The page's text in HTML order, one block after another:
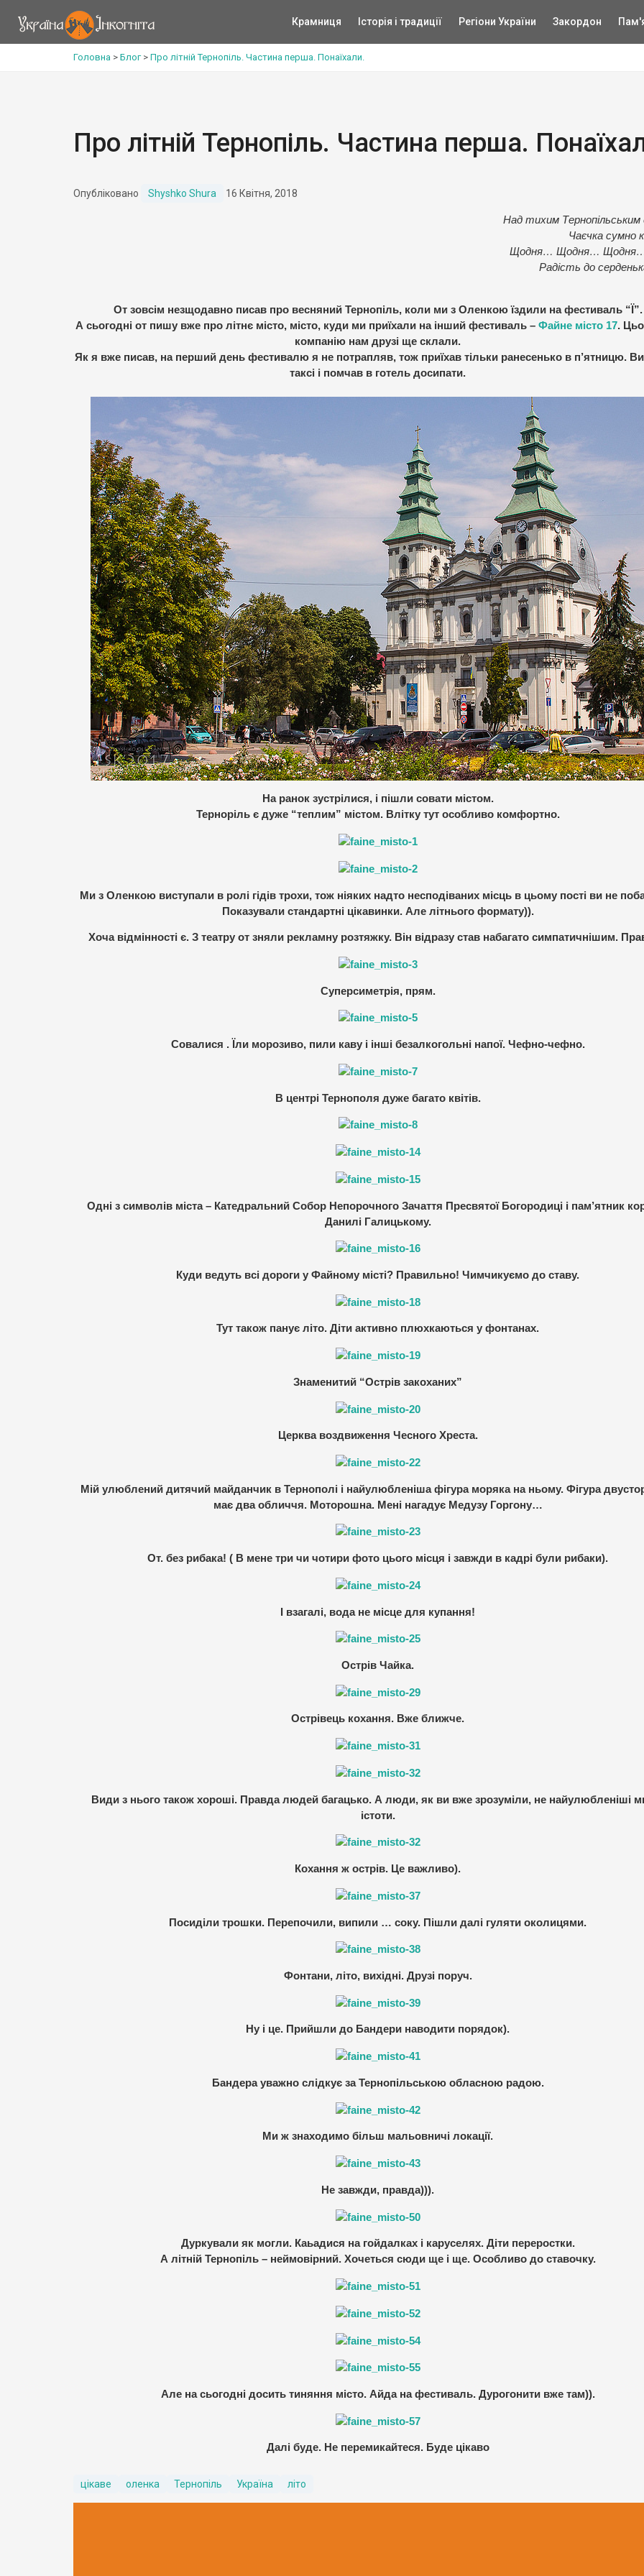
Крамниця Історія і традиції Регіони України Закордон
Головна > Блог> Про літній Тернопіль. Частина перша. Понаїхали.
Про літній Тернопіль. Частина перша.
Опубліковано Shyshko Shura 16 Квітня, 2018
Над тихим
Чаєчка сумно
Щодня… Щодня…
Радість до
От зовсім незщодавно писав про весняний Тернопіль, коли ми з Оленкою їздили на фестиваль “Ї”.
А сьогодні от пишу вже про літнє місто, місто, куди ми приїхали на інший фестиваль – Файне місто 17.
компанію нам друзі ще склали.
Як я вже писав, на перший день фестивалю я не потрапляв, тож приїхав тільки ранесенько в п’ятницю.
таксі і помчав в готель досипати.
На ранок зустрілися, і пішли совати містом.
Терноріль є дуже “теплим” містом. Влітку тут особливо комфортно.
Ми з Оленкою виступали в ролі гідів трохи, тож ніяких надто несподіваних місць в цьому пості ви не
Показували стандартні цікавинки. Але літнього формату)).
Хоча відмінності є. З театру от зняли рекламну розтяжку. Він відразу став набагато симпатичнішим.
Суперсиметрія, прям.
Совалися . Їли морозиво, пили каву і інші безалкогольні напої. Чефно-чефно.
В центрі Тернополя дуже багато квітів.
Одні з символів міста – Катедральний Собор Непорочного Зачаття Пресвятої Богородиці і пам’ятник
Данилі Галицькому.
Куди ведуть всі дороги у Файному місті? Правильно! Чимчикуємо до ставу.
Тут також панує літо. Діти активно плюхкаються у фонтанах.
Знаменитий “Острів закоханих”
Церква воздвиження Чесного Хреста.
Мій улюблений дитячий майданчик в Тернополі і найулюбленіша фігура моряка на ньому. Фігура
має два обличчя. Моторошна. Мені нагадує Медузу Горгону…
От. без рибака! ( В мене три чи чотири фото цього місця і завжди в кадрі були рибаки).
І взагалі, вода не місце для купання!
Острів Чайка.
Острівець кохання. Вже ближче.
Види з нього також хороші. Правда людей багацько. А люди, як ви вже зрозуміли, не найулюбленіші
істоти.
Кохання ж острів. Це важливо).
Посиділи трошки. Перепочили, випили … соку. Пішли далі гуляти околицями.
Фонтани, літо, вихідні. Друзі поруч.
Ну і це. Прийшли до Бандери наводити порядок).
Бандера уважно слідкує за Тернопільською обласною радою.
Ми ж знаходимо більш мальовничі локації.
Не завжди, правда))).
Дуркували як могли. Каьадися на гойдалках і каруселях. Діти переростки.
А літній Тернопіль – неймовірний. Хочеться сюди ще і ще. Особливо до ставочку.
Але на сьогодні досить тиняння місто. Айда на фестиваль. Дурогонити вже там)).
Далі буде. Не перемикайтеся. Буде цікаво
цікаве оленка Тернопіль Україна літо